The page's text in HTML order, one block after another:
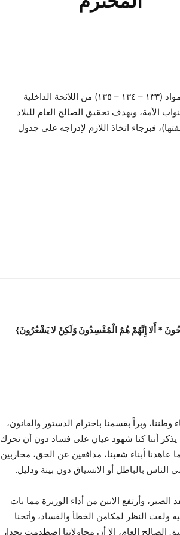
عملاً بأحكام المواد (١٠٠ – ١٠١) من الدستور، واستناداً لأحكام المواد (١٣٣ – ١٣٤ – ١٣٥) من اللائحة الداخلية
الأمة، وبهدف تحقيق الصالح العام للبلاد
فبرجاء اتخاذ اللازم لإدراجه على جدول
* أَلا إِنَّهُمْ هُمُ الْمُفْسِدُونَ وَلَكِنْ لا يَشْعُرُونَ}
وطننا، وبراً بقسمنا باحترام الدستور والقانون،
أن يذكر أننا كنا شهود عيان على فساد دون أن نحرك
أبناء شعبنا، مدافعين عن الحق، محاربين
بالباطل أو الانسياق دون بينة ودليل.
الصبر، وأرتفع الانين من أداء الوزيرة مما بات
ولفت النظر لمكامن الخطأ والفساد، وأتحنا
العام، إلا أن محاولاتنا اصطدمت بجدار